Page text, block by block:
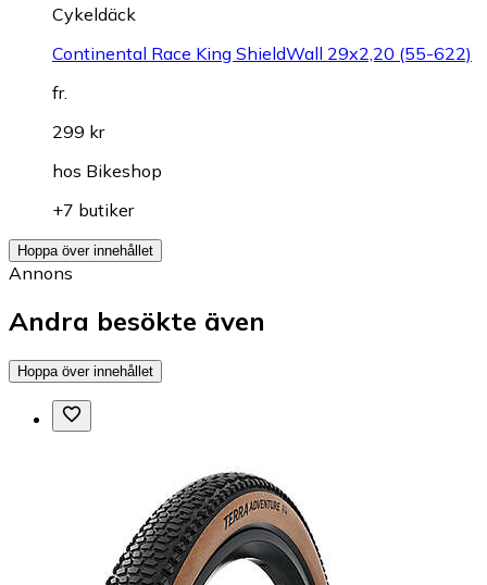
Cykeldäck
Continental Race King ShieldWall 29x2,20 (55-622)
fr.
299 kr
hos Bikeshop
+7 butiker
Hoppa över innehållet
Annons
Andra besökte även
Hoppa över innehållet